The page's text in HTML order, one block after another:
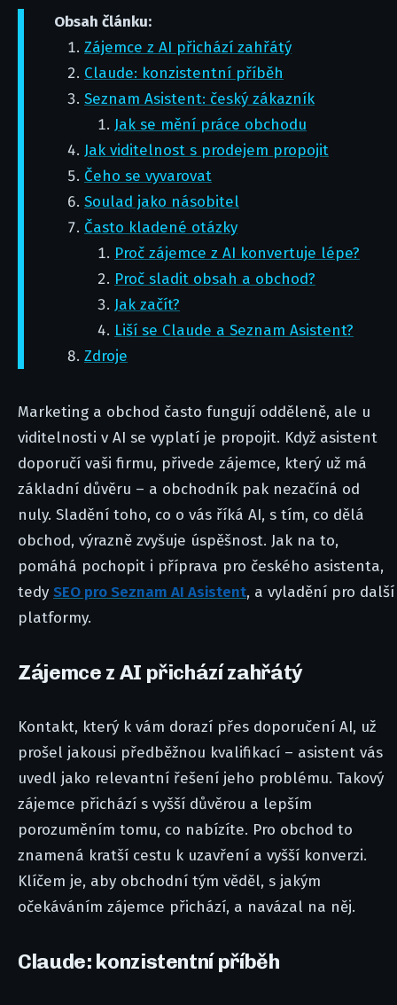
Obsah článku:
Zájemce z AI přichází zahřátý
Claude: konzistentní příběh
Seznam Asistent: český zákazník
Jak se mění práce obchodu
Jak viditelnost s prodejem propojit
Čeho se vyvarovat
Soulad jako násobitel
Často kladené otázky
Proč zájemce z AI konvertuje lépe?
Proč sladit obsah a obchod?
Jak začít?
Liší se Claude a Seznam Asistent?
Zdroje
Marketing a obchod často fungují odděleně, ale u
viditelnosti v AI se vyplatí je propojit. Když asistent
doporučí vaši firmu, přivede zájemce, který už má
základní důvěru – a obchodník pak nezačíná od
nuly. Sladění toho, co o vás říká AI, s tím, co dělá
obchod, výrazně zvyšuje úspěšnost. Jak na to,
pomáhá pochopit i příprava pro českého asistenta,
tedy SEO pro Seznam AI Asistent, a vyladění pro další
platformy.
Zájemce z AI přichází zahřátý
Kontakt, který k vám dorazí přes doporučení AI, už
prošel jakousi předběžnou kvalifikací – asistent vás
uvedl jako relevantní řešení jeho problému. Takový
zájemce přichází s vyšší důvěrou a lepším
porozuměním tomu, co nabízíte. Pro obchod to
znamená kratší cestu k uzavření a vyšší konverzi.
Klíčem je, aby obchodní tým věděl, s jakým
očekáváním zájemce přichází, a navázal na něj.
Claude: konzistentní příběh